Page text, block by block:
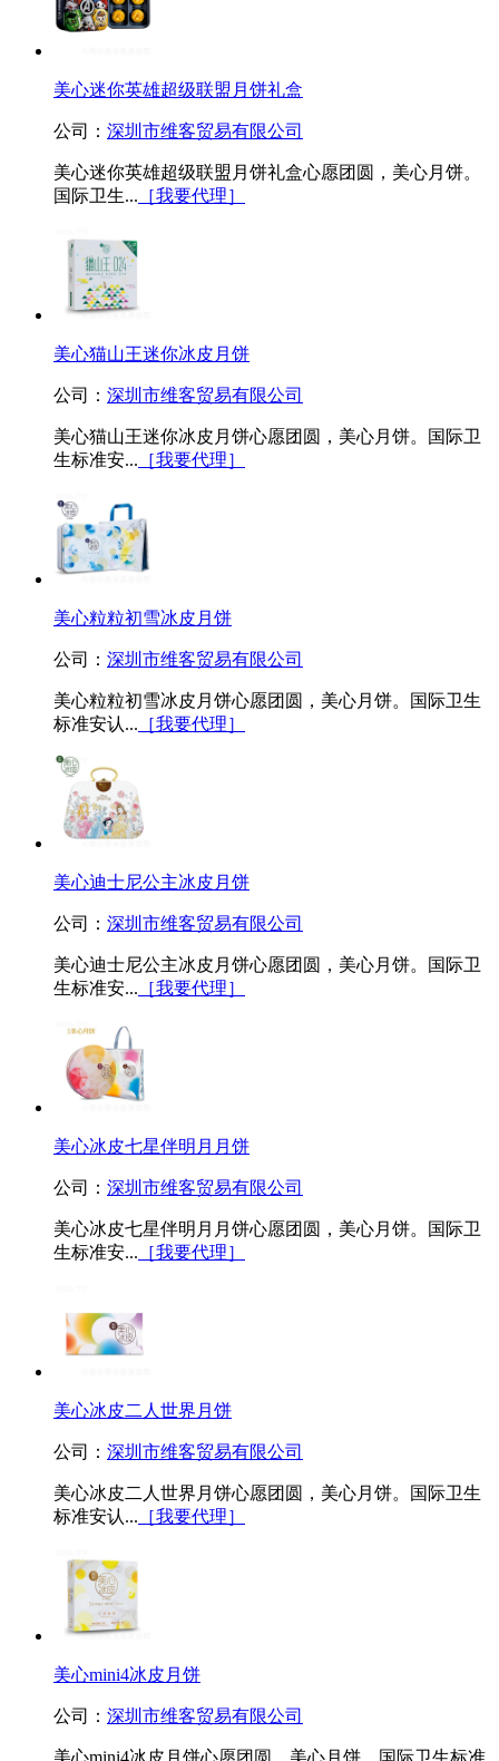
美心迷你英雄超级联盟月饼礼盒
公司： 深圳市维客贸易有限公司
美心迷你英雄超级联盟月饼礼盒心愿团圆，美心月饼。
国际卫生... ［我要代理］
美心猫山王迷你冰皮月饼
公司： 深圳市维客贸易有限公司
美心猫山王迷你冰皮月饼心愿团圆，美心月饼。国际卫
生标准安... ［我要代理］
美心粒粒初雪冰皮月饼
公司： 深圳市维客贸易有限公司
美心粒粒初雪冰皮月饼心愿团圆，美心月饼。国际卫生
标准安认... ［我要代理］
美心迪士尼公主冰皮月饼
公司： 深圳市维客贸易有限公司
美心迪士尼公主冰皮月饼心愿团圆，美心月饼。国际卫
生标准安... ［我要代理］
美心冰皮七星伴明月月饼
公司： 深圳市维客贸易有限公司
美心冰皮七星伴明月月饼心愿团圆，美心月饼。国际卫
生标准安... ［我要代理］
美心冰皮二人世界月饼
公司： 深圳市维客贸易有限公司
美心冰皮二人世界月饼心愿团圆，美心月饼。国际卫生
标准安认... ［我要代理］
美心mini4冰皮月饼
公司： 深圳市维客贸易有限公司